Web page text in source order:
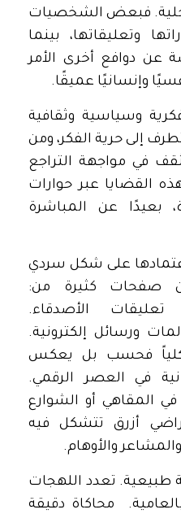
فبعض الشخصيات
وتعليقاتها، بينما
عن دوافع أخرى الأمر
وإنسانيًا عميقًا.
وسياسية وثقافية
إلى حرية الفكر، ومن
في مواجهة التراجع
القضايا عبر حوارات
بعيدًا عن المباشرة
اعتمادها على شكل سردي
صفحات كثيرة من:
الأصدقاء.
ورسائل إلكترونية.
فحسب بل يعكس
في العصر الرقمي.
المقاهي أو الشوارع
أزرق تتشكل فيه
والأوهام.
طبيعية. تعدد اللهجات
محاكاة دقيقة